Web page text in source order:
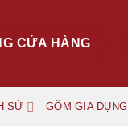
CỬA HÀNG
SỨ GỐM GIA DỤNG